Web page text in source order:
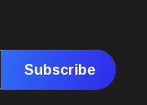
Subscribe